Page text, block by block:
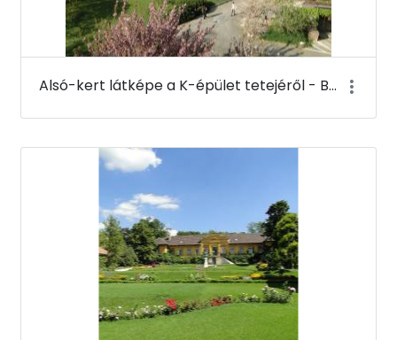
Alsó-kert látképe a K-épület tetejéről - Budai Arborétum